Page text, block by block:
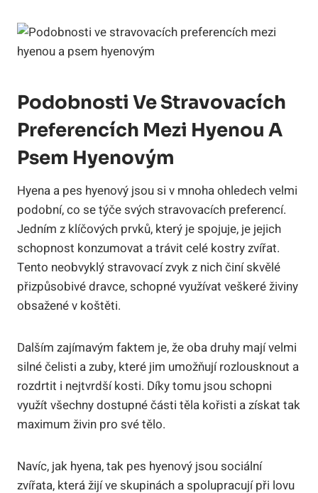
Podobnosti Ve Stravovacích
Preferencích Mezi Hyenou A
Psem Hyenovým
Hyena a pes hyenový jsou si v mnoha ohledech velmi
podobní, co se týče svých stravovacích preferencí.
Jedním z klíčových prvků, který je spojuje, je jejich
schopnost konzumovat a trávit celé kostry zvířat.
Tento neobvyklý stravovací zvyk z nich činí skvělé
přizpůsobivé dravce, schopné využívat veškeré živiny
obsažené v koštěti.
Dalším zajímavým faktem je, že oba druhy mají velmi
silné čelisti a zuby, které jim umožňují rozlousknout a
rozdrtit i nejtvrdší kosti. Díky tomu jsou schopni
využít všechny dostupné části těla kořisti a získat tak
maximum živin pro své tělo.
Navíc, jak hyena, tak pes hyenový jsou sociální
zvířata, která žijí ve skupinách a spolupracují při lovu